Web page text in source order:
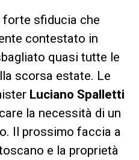
sfiducia che
contestato in
quasi tutte le
scorsa estate. Le
Luciano Spalletti
la necessità di un
Il prossimo faccia a
e la proprietà